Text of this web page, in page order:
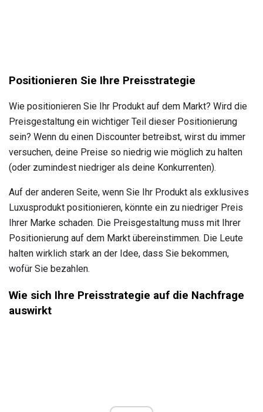
Positionieren Sie Ihre Preisstrategie
Wie positionieren Sie Ihr Produkt auf dem Markt? Wird die
Preisgestaltung ein wichtiger Teil dieser Positionierung
sein? Wenn du einen Discounter betreibst, wirst du immer
versuchen, deine Preise so niedrig wie möglich zu halten
(oder zumindest niedriger als deine Konkurrenten).
Auf der anderen Seite, wenn Sie Ihr Produkt als exklusives
Luxusprodukt positionieren, könnte ein zu niedriger Preis
Ihrer Marke schaden. Die Preisgestaltung muss mit Ihrer
Positionierung auf dem Markt übereinstimmen. Die Leute
halten wirklich stark an der Idee, dass Sie bekommen,
wofür Sie bezahlen.
Wie sich Ihre Preisstrategie auf die Nachfrage
auswirkt